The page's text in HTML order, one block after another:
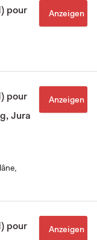
pour
Anzeigen
pour
Jura
Anzeigen
pour
Anzeigen